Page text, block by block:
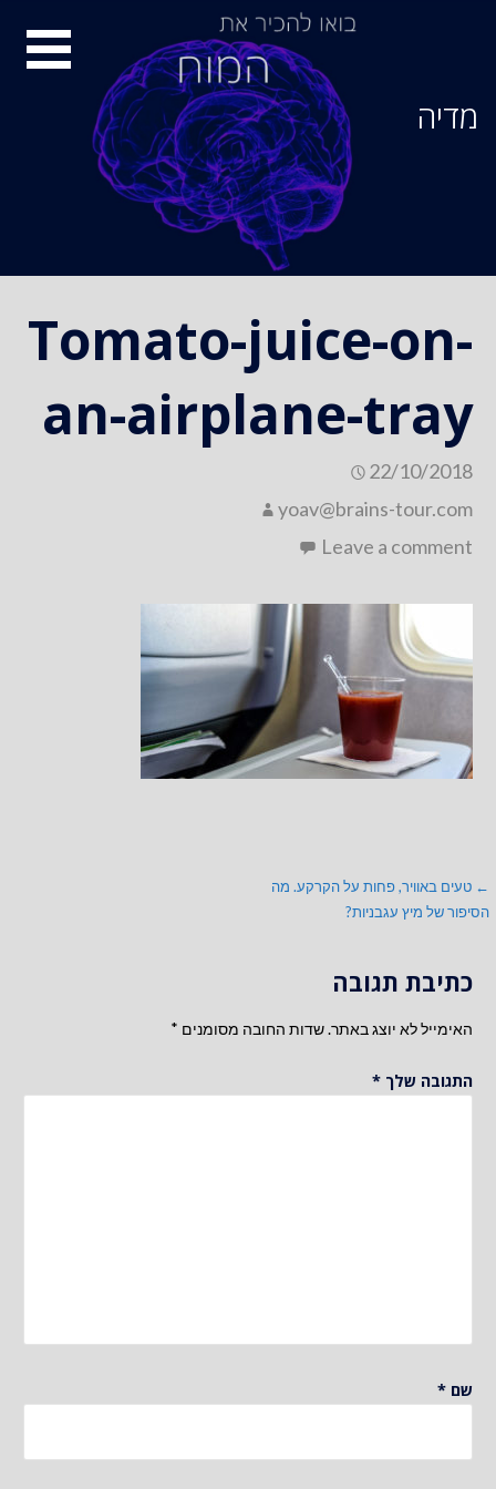
מדיה
Tomato-juice-on-
an-airplane-tray
22/10/2018
yoav@brains-tour.com
Leave a comment
ניווט
← טעים באוויר, פחות על הקרקע. מה
הסיפור של מיץ עגבניות?
כתיבת תגובה
האימייל לא יוצג באתר.שדות החובה מסומנים *
התגובה שלך *
שם *